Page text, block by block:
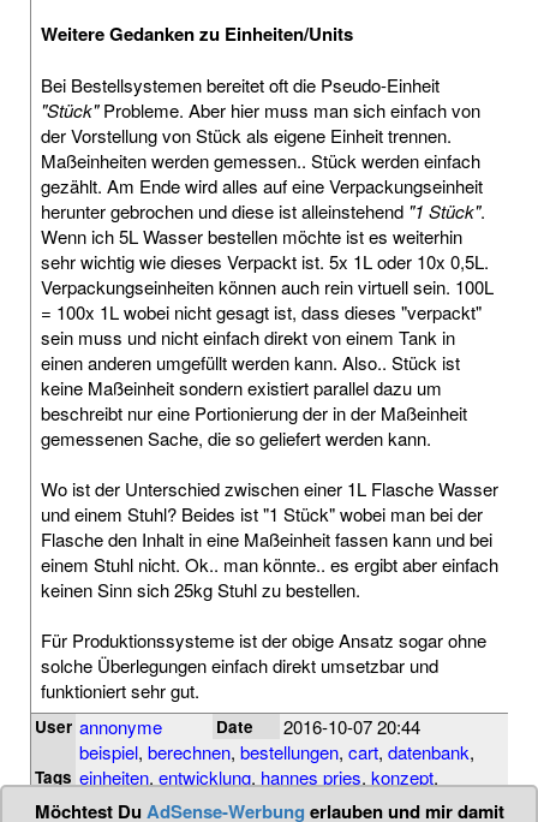
Weitere Gedanken zu Einheiten/Units
Bei Bestellsystemen bereitet oft die Pseudo-Einheit
"Stück"Probleme. Aber hier muss man sich einfach von
der Vorstellung von Stück als eigene Einheit trennen.
Maßeinheiten werden gemessen.. Stück werden einfach
gezählt. Am Ende wird alles auf eine Verpackungseinheit
herunter gebrochen und diese ist alleinstehend "1 Stück".
Wenn ich 5L Wasser bestellen möchte ist es weiterhin
sehr wichtig wie dieses Verpackt ist. 5x 1L oder 10x 0,5L.
Verpackungseinheiten können auch rein virtuell sein. 100L
= 100x 1L wobei nicht gesagt ist, dass dieses "verpackt"
sein muss und nicht einfach direkt von einem Tank in
einen anderen umgefüllt werden kann. Also.. Stück ist
keine Maßeinheit sondern existiert parallel dazu um
beschreibt nur eine Portionierung der in der Maßeinheit
gemessenen Sache, die so geliefert werden kann.
Wo ist der Unterschied zwischen einer 1L Flasche Wasser
und einem Stuhl? Beides ist "1 Stück" wobei man bei der
Flasche den Inhalt in eine Maßeinheit fassen kann und bei
einem Stuhl nicht. Ok.. man könnte.. es ergibt aber einfach
keinen Sinn sich 25kg Stuhl zu bestellen.
Für Produktionssysteme ist der obige Ansatz sogar ohne
solche Überlegungen einfach direkt umsetzbar und
funktioniert sehr gut.
User annonyme Date 2016-10-07 20:44
Tags
beispiel, berechnen, bestellungen, cart, datenbank,
einheiten, entwicklung, hannes pries, konzept,
ordering
,physik produktion speichern tipp , units
Möchtest DuAdSense-Werbung erlauben und mir damit